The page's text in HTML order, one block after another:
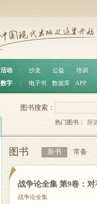
活动 沙龙 公益
培训
数字
电子书 数据库 APP
图书搜索：
热门图书： 辞
图书 新书 常备
战争论全集 第9卷：
战争论全集